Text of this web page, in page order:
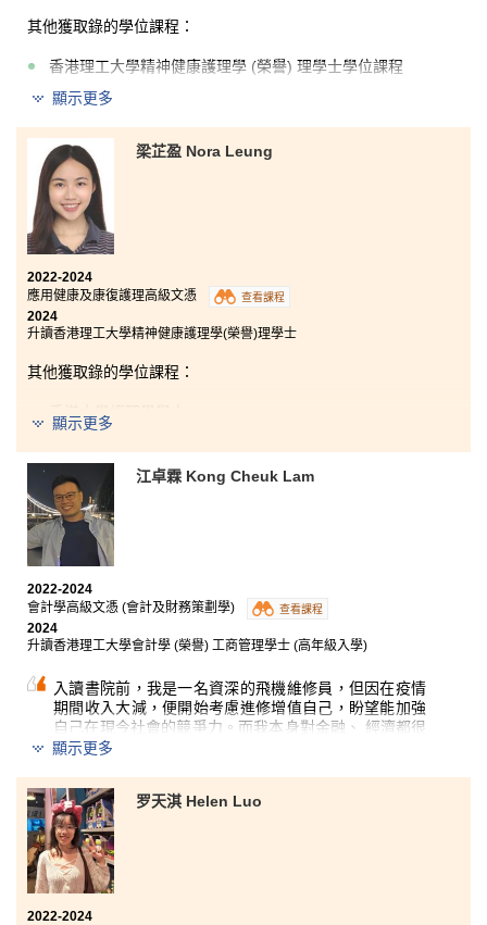
們友善親切，耐心地解答同學們學習上的疑問，鼓勵我
療或是護理學等範疇學習和工作，這課程都為我奠下穩
固的根基，終生受用。
其他獲取錄的學位課程：
香港理工大學精神健康護理學 (榮譽) 理學士學位課程
我將永遠珍惜在書院度過的美好時光，全賴書院，令我
有第二次機會追尋我的興趣。非常感謝書院讓我遇上一
群互相勉勵的朋友和友善的講師，同時也感謝書院頒發
獎學金給我。我將繼續追尋夢想，並會永遠記住，我一
定可以將不可能化為可能。共勉之！
顯示更多
梁芷盈 Nora Leung
2022-2024
應用健康及康復護理高級文憑
查看課程
2024
升讀香港理工大學精神健康護理學(榮譽)理學士
其他獲取錄的學位課程：
香港大學護理學學士
香港浸會大學護理學學士（榮譽）學位課程
在求學的過程中，難免會遇到失敗和挫折，但千萬不要
失去對人生目標的追求，。因為問題不在於事情的困
難，而是在於缺乏有效的方法，或是擁有方法卻不願意
去實踐。
盼望以下這句話能提醒迷茫中的你：求學階段最堅固的
束縛是習慣！
兩年的書院生涯讓我找到了方法並幫助我培養了良好的
學習習慣，如定時複習和向講師主動提問。；這些習慣
都能幫助我更有效地追求知識，提升理解力和記憶力，
最終讓我成功達成學業目標。
顯示更多
江卓霖 Kong Cheuk Lam
2022-2024
會計學高級文憑 (會計及財務策劃學)
查看課程
2024
升讀香港理工大學會計學 (榮譽) 工商管理學士 (高年級入學)
入讀書院前，我是一名資深的飛機維修員，但因在疫情
期間收入大減，便開始考慮進修增值自己，盼望能加強
自己在現今社會的競爭力。而我本身對金融、 經濟都很
有興趣， 所以毅然選讀會計及財務策劃學，並定下決
書院的課程內容豐富紮實，校園設備十分完善；講師都
非常用心教學，亦很有耐性解答同學的問題，他們都非
常支持我， 協助我考到好成績，最終成功升讀大學，因
此我也想藉此機會多謝書院的講師。
顯示更多
罗天淇 Helen Luo
2022-2024